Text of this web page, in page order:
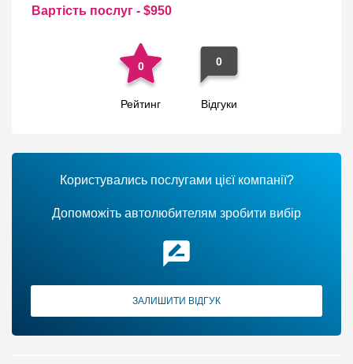
Вартість послуг - $950
0
Рейтинг
0
Відгуки
Користувались послугами цієї компанії?
Допоможіть автолюбителям зробити вибір
ЗАЛИШИТИ ВІДГУК